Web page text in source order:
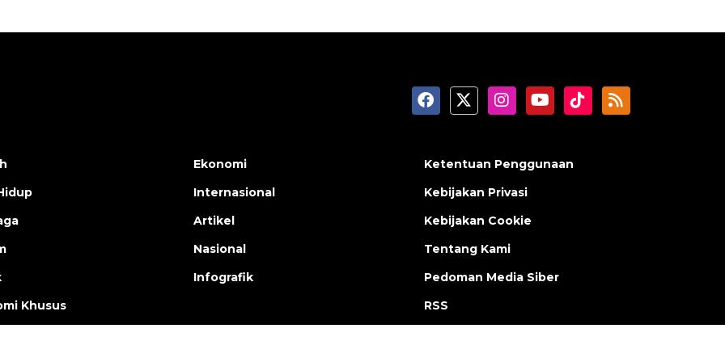
Khusus
Ekonomi
Internasional
Artikel
Nasional
Infografik
Ketentuan Penggunaan
Kebijakan Privasi
Kebijakan Cookie
Tentang Kami
Pedoman Media Siber
RSS